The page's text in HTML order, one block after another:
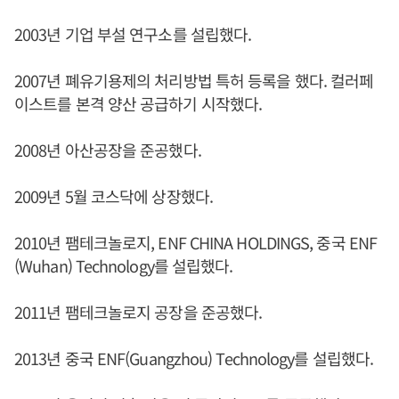
2003년 기업 부설 연구소를 설립했다.
2007년 폐유기용제의 처리방법 특허 등록을 했다. 컬러페
이스트를 본격 양산 공급하기 시작했다.
2008년 아산공장을 준공했다.
2009년 5월 코스닥에 상장했다.
2010년 팸테크놀로지, ENF CHINA HOLDINGS, 중국 ENF
(Wuhan) Technology를 설립했다.
2011년 팸테크놀로지 공장을 준공했다.
2013년 중국 ENF(Guangzhou) Technology를 설립했다.